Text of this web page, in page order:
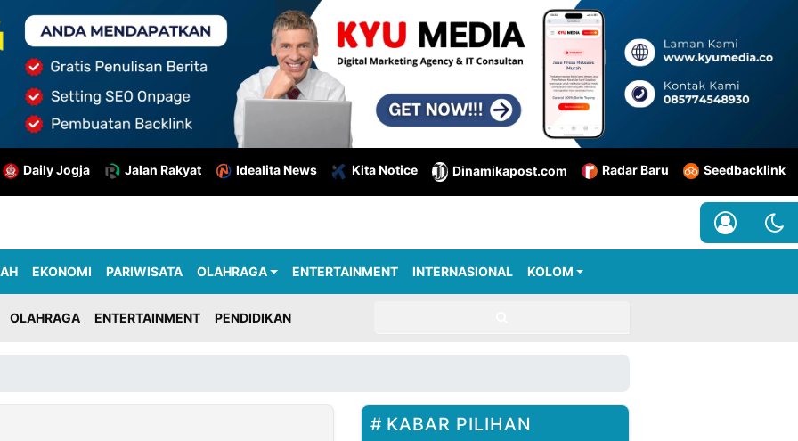
Daily Jogja Jalan Rakyat Idealita News Kita Notice Dinamikapost.com Radar Baru Seedbacklink
EKONOMI PARIWISATA OLAHRAGA ENTERTAINMENT INTERNASIONAL KOLOM
OLAHRAGA ENTERTAINMENT PENDIDIKAN
KABAR PILIHAN